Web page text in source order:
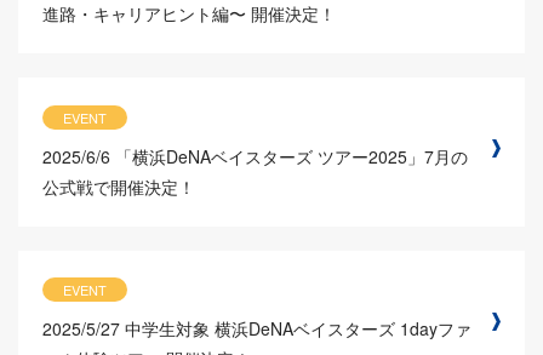
進路・キャリアヒント編〜 開催決定！
EVENT
2025/6/6
「横浜DeNAベイスターズ ツアー2025」7月の
公式戦で開催決定！
EVENT
2025/5/27 中学生対象 横浜DeNAベイスターズ 1dayファ